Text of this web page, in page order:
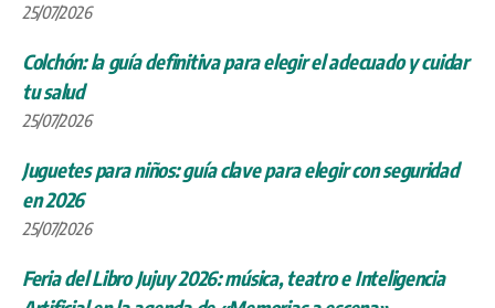
25/07/2026
Colchón: la guía definitiva para elegir el adecuado y cuidar
tu salud
25/07/2026
Juguetes para niños: guía clave para elegir con seguridad
en 2026
25/07/2026
Feria del Libro Jujuy 2026: música, teatro e Inteligencia